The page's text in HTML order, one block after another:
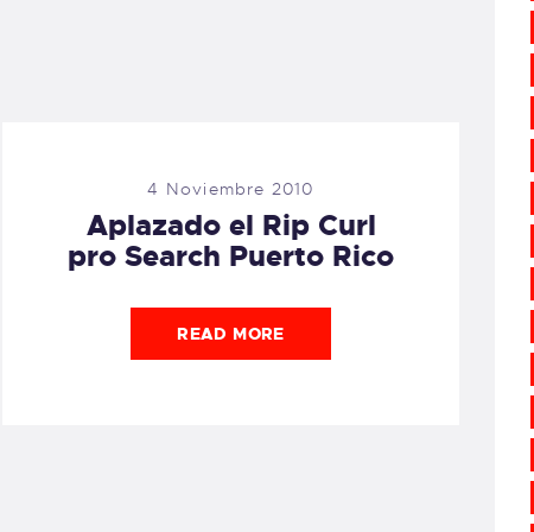
4 Noviembre 2010
Aplazado el Rip Curl
pro Search Puerto Rico
READ MORE